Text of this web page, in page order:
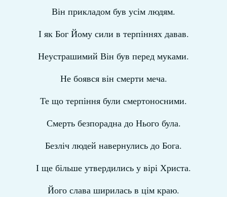
Він прикладом був усім людям.
І як Бог Йому сили в терпіннях давав.
Неустрашимий Він був перед муками.
Не боявся він смерти меча.
Те що терпіння були смертоносними.
Смерть безпорадна до Нього була.
Безліч людей навернулись до Бога.
І ще більше утвердились у вірі Христа.
Його слава ширилась в цім краю.